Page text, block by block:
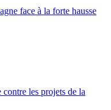
face à la forte hausse
contre les projets de la